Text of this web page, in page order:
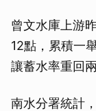
曾文水庫上游
12點，累積一
讓蓄水率重回兩
南水分署統計